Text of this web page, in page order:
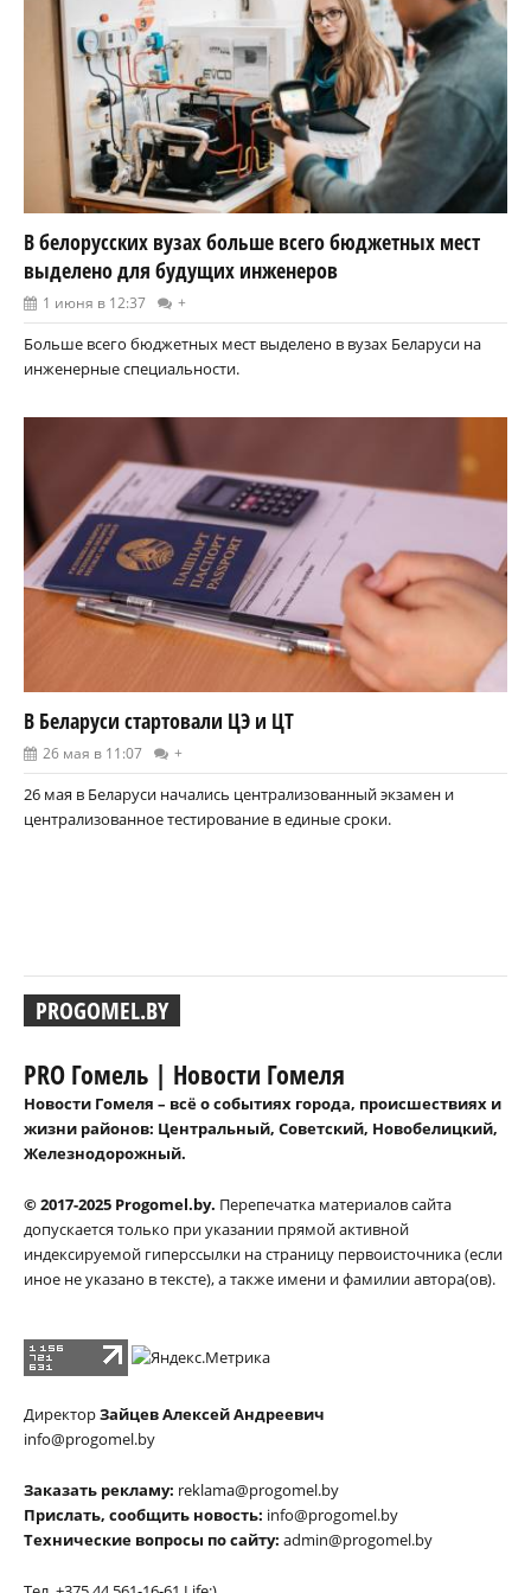
В белорусских вузах больше всего бюджетных мест
выделено для будущих инженеров
1 июня в 12:37 +
Больше всего бюджетных мест выделено в вузах Беларуси на
инженерные специальности.
В Беларуси стартовали ЦЭ и ЦТ
26 мая в 11:07 +
26 мая в Беларуси начались централизованный экзамен и
централизованное тестирование в единые сроки.
PROGOMEL.BY
PRO Гомель | Новости Гомеля
Новости Гомеля – всё о событиях города, происшествиях и
жизни районов: Центральный, Советский, Новобелицкий,
Железнодорожный.
© 2017-2025 Progomel.by. Перепечатка материалов сайта
допускается только при указании прямой активной
индексируемой гиперссылки на страницу первоисточника (если
иное не указано в тексте), а также имени и фамилии автора(ов).
ДиректорЗайцев Алексей Андреевич
info@progomel.by
Заказать рекламу: reklama@progomel.by
Прислать, сообщить новость: info@progomel.by
Технические вопросы по сайту: admin@progomel.by